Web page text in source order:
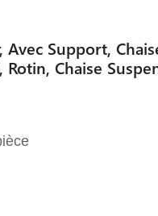
Avec Support,
Chaise